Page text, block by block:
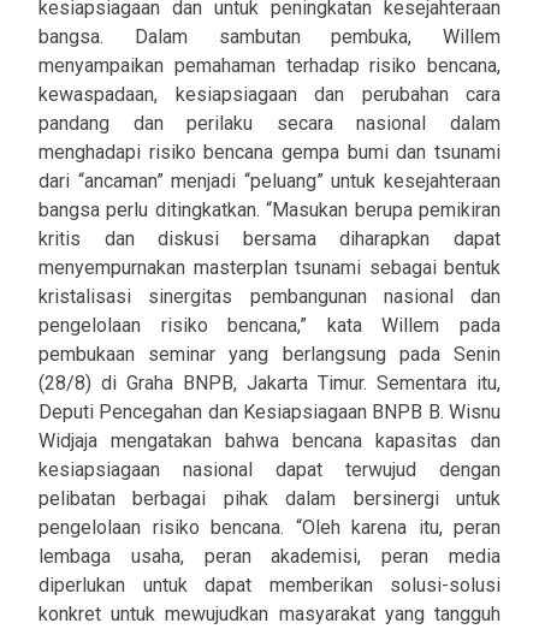
kesiapsiagaan dan untuk peningkatan kesejahteraan
bangsa. Dalam sambutan pembuka, Willem
menyampaikan pemahaman terhadap risiko bencana,
kewaspadaan, kesiapsiagaan dan perubahan cara
pandang dan perilaku secara nasional dalam
menghadapi risiko bencana gempa bumi dan tsunami
dari “ancaman” menjadi “peluang” untuk kesejahteraan
bangsa perlu ditingkatkan. “Masukan berupa pemikiran
kritis dan diskusi bersama diharapkan dapat
menyempurnakan masterplan tsunami sebagai bentuk
kristalisasi sinergitas pembangunan nasional dan
pengelolaan risiko bencana,” kata Willem pada
pembukaan seminar yang berlangsung pada Senin
(28/8) di Graha BNPB, Jakarta Timur. Sementara itu,
Deputi Pencegahan dan Kesiapsiagaan BNPB B. Wisnu
Widjaja mengatakan bahwa bencana kapasitas dan
kesiapsiagaan nasional dapat terwujud dengan
pelibatan berbagai pihak dalam bersinergi untuk
pengelolaan risiko bencana. “Oleh karena itu, peran
lembaga usaha, peran akademisi, peran media
diperlukan untuk dapat memberikan solusi-solusi
konkret untuk mewujudkan masyarakat yang tangguh